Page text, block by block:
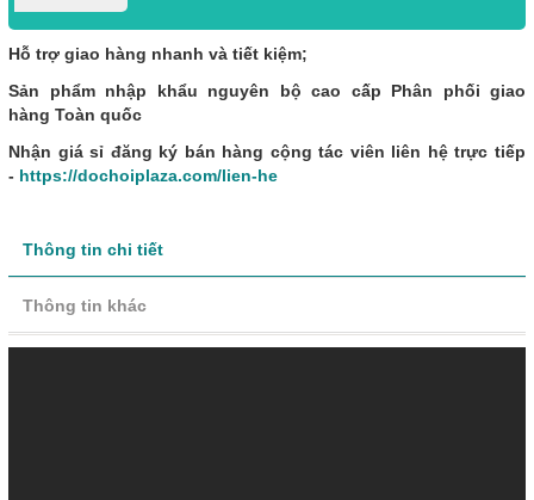
Hỗ trợ giao hàng nhanh và tiết kiệm;
Sản phẩm nhập khẩu nguyên bộ cao cấp Phân phối giao
hàng Toàn quốc
Nhận giá sỉ đăng ký bán hàng cộng tác viên liên hệ trực tiếp
- https://dochoiplaza.com/lien-he
Thông tin chi tiết
Thông tin khác